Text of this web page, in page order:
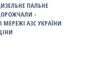
ПАЛЬНЕ
-
МЕРЕЖІ АЗС УКРАЇНИ